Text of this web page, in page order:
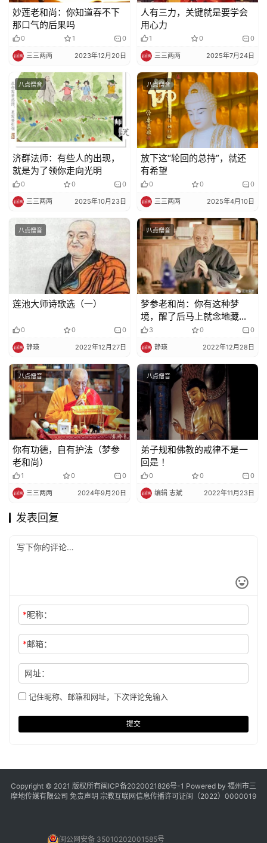
佛
教
艺
政
策
法
规
免
责
声
明
妙莲老和尚：你知道吞不下
那口气的后果吗
0 1 0
三三两两 2023年12月20日
人有三力，关键就是要学会
用心力
1 0 0
三三两两 2025年7月24日
八点僧音
济群法师：有些人的出现，
就是为了领你走向光明
0 0 0
三三两两 2025年10月23日
八点僧音
放下这“轮回的总持”，就还
有希望
0 0 0
三三两两 2025年4月10日
八点僧音
莲池大师诗歌选（一）
0 0 0
静瑛 2022年12月27日
八点僧音
梦参老和尚：你有这种梦
境，醒了后马上就念地藏圣
号、或念《地藏经》
3 0 0
静瑛 2022年12月28日
八点僧音
你有功德，自有护法（梦参
老和尚）
1 0 0
三三两两 2024年9月20日
八点僧音
弟子规和佛教的戒律不是一
回是 ！
0 0 0
编辑 志斌 2022年11月23日
发表回复
*昵称：
*邮箱：
网址：
记住昵称、邮箱和网址，下次评论免输入
提交
Copyright © 2021 版权所有闽ICP备2020021826号-1 Powered by 福州市三
摩地传媒有限公司 免责声明 宗教互联网信息传播许可证闽（2022）0000019
闽公网安备 35010202001585号